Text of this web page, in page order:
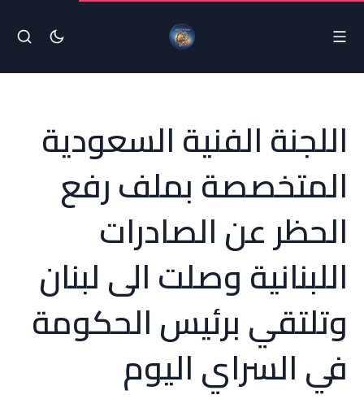
اللجنة الفنية السعودية
المتخصصة بملف رفع
الحظر عن الصادرات
اللبنانية وصلت الى لبنان
وتلتقي برئيس الحكومة
في السراي اليوم